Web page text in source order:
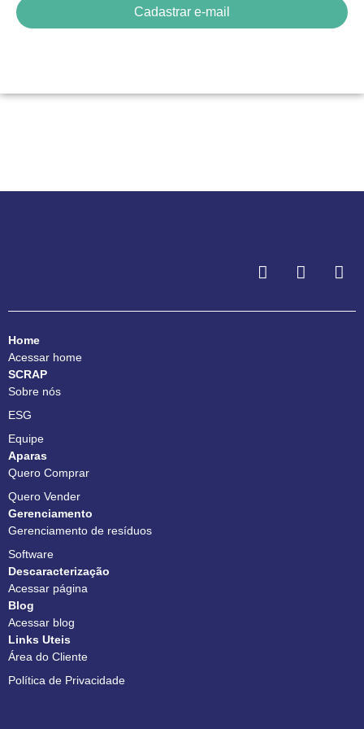
Cadastrar e-mail
Home
Acessar home
SCRAP
Sobre nós
ESG
Equipe
Aparas
Quero Comprar
Quero Vender
Gerenciamento
Gerenciamento de resíduos
Software
Descaracterização
Acessar página
Blog
Acessar blog
Links Uteis
Área do Cliente
Política de Privacidade